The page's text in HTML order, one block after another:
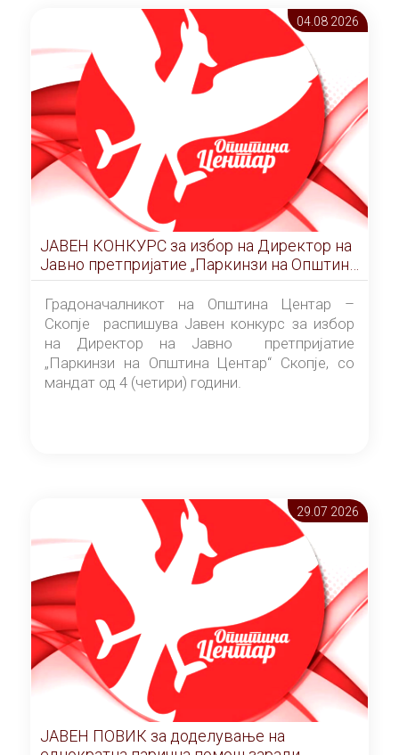
Скопје” број 9/2026), за времетраење од 3
(три) години од денот на потпишувањето на
Договорот за закуп со најповолниот
понудувач.
04.08 2026
ЈАВЕН КОНКУРС за избор на Директор на
Јавно претпријатие „Паркинзи на Општина
Центар“ – Скопје
Градоначалникот на Општина Центар –
Скопје распишува Јавен конкурс за избор
на Директор на Јавно претпријатие
„Паркинзи на Општина Центар“ Скопје, со
мандат од 4 (четири) години.
29.07 2026
ЈАВЕН ПОВИК за доделување на